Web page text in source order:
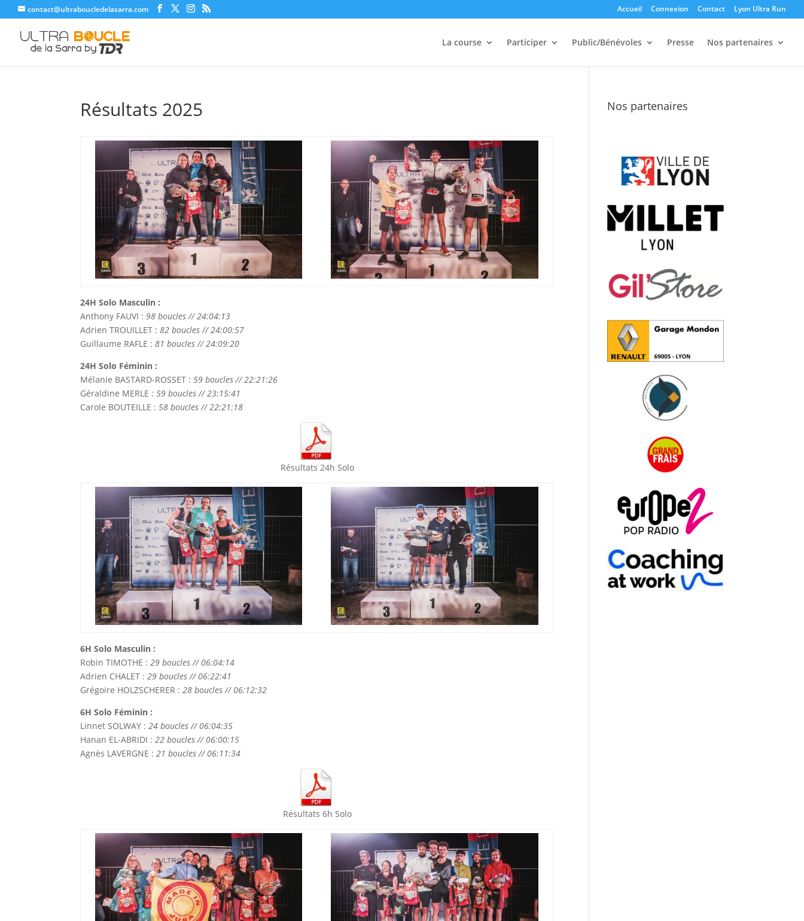
contact@ultraboucledelasarra.com Accueil Connexion Contact Lyon Ultra Run
La course Participer Public/Bénévoles Presse Nos partenaires
Résultats 2025
24H Solo Masculin :
Anthony FAUVI :98 boucles // 24:04:13
Adrien TROUILLET :82 boucles // 24:00:57
Guillaume RAFLE :81 boucles // 24:09:20
24H Solo Féminin :
Mélanie BASTARD-ROSSET :59 boucles // 22:21:26
Géraldine MERLE :59 boucles // 23:15:41
Carole BOUTEILLE :58 boucles // 22:21:18
Résultats 24h Solo
6H Solo Masculin :
Robin TIMOTHE :29 boucles // 06:04:14
Adrien CHALET :29 boucles // 06:22:41
Grégoire HOLZSCHERER :28 boucles // 06:12:32
6H Solo Féminin :
Linnet SOLWAY :24 boucles // 06:04:35
Hanan EL-ABRIDI :22 boucles // 06:00:15
Agnès LAVERGNE :21 boucles // 06:11:34
Résultats 6h Solo
Nos partenaires